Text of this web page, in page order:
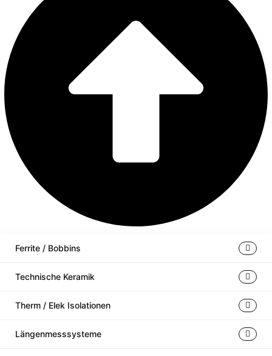
Ferrite / Bobbins
Technische Keramik
Therm / Elek Isolationen
Längenmesssysteme